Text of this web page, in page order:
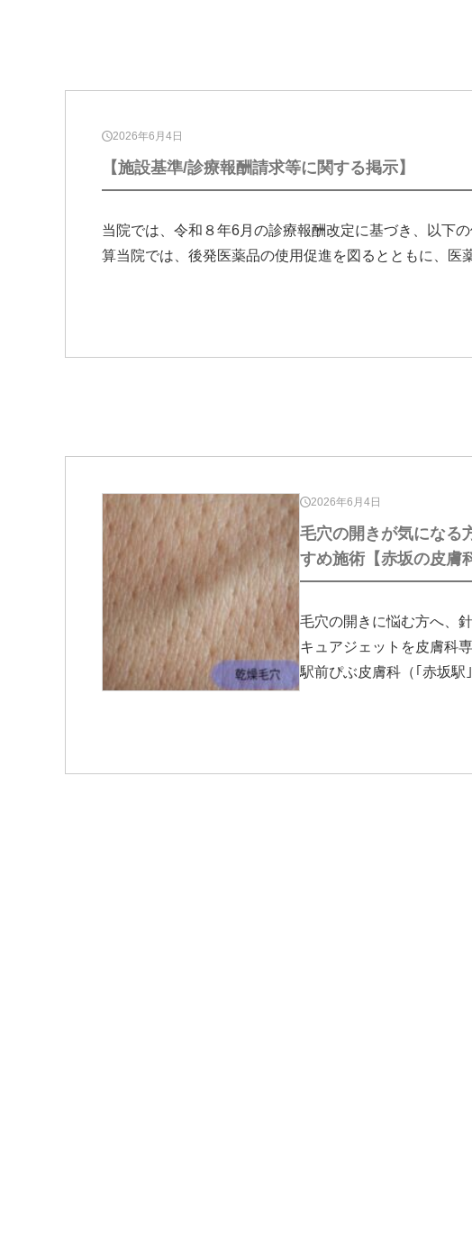
2026年6月4日
【施設基準/診療報酬請求等に関する掲示】
当院では、令和８年6月の診療報酬改定に基づき、以下
算当院では、後発医薬品の使用促進を図るとともに、医
2026年6月4日
毛穴の開きが気になる
すめ施術【赤坂の皮膚
毛穴の開きに悩む方へ、
キュアジェットを皮膚科
駅前ぴぶ皮膚科（｢赤坂